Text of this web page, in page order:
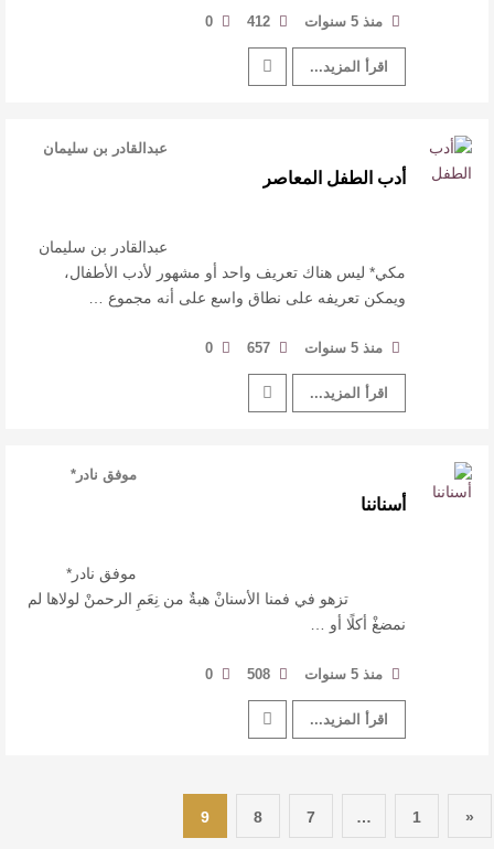
منذ 5 سنوات 412
0
اقرأ المزيد...
عبدالقادر بن سليمان
مكي* ل …
أدب الطفل المعاصر
عبدالقادر بن سليمان
مكي* ليس هناك تعريف واحد أو مشهور لأدب الأطفال،
ويمكن تعريفه على نطاق واسع على أنه مجموع …
منذ 5 سنوات 657
0
اقرأ المزيد...
موفق نادر*
…أسناننا
موفق نادر*
تزهو في فمنا الأسنانْ هبةٌ من نِعَمِ الرحمنْ لولاها لم
نمضغْ أكلًا أو …
منذ 5 سنوات 508
0
اقرأ المزيد...
«
1
…
7
8
9